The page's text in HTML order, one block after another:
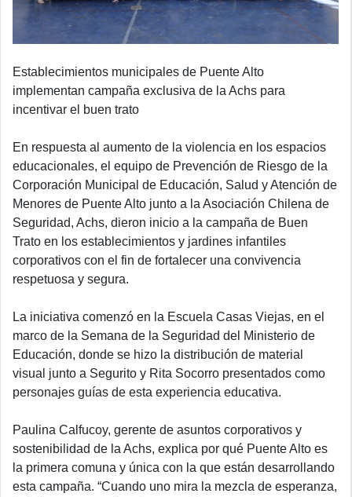
Establecimientos municipales de Puente Alto
implementan campaña exclusiva de la Achs para
incentivar el buen trato
En respuesta al aumento de la violencia en los espacios
educacionales, el equipo de Prevención de Riesgo de la
Corporación Municipal de Educación, Salud y Atención de
Menores de Puente Alto junto a la Asociación Chilena de
Seguridad, Achs, dieron inicio a la campaña de Buen
Trato en los establecimientos y jardines infantiles
corporativos con el fin de fortalecer una convivencia
respetuosa y segura.
La iniciativa comenzó en la Escuela Casas Viejas, en el
marco de la Semana de la Seguridad del Ministerio de
Educación, donde se hizo la distribución de material
visual junto a Segurito y Rita Socorro presentados como
personajes guías de esta experiencia educativa.
Paulina Calfucoy, gerente de asuntos corporativos y
sostenibilidad de la Achs, explica por qué Puente Alto es
la primera comuna y única con la que están desarrollando
esta campaña. “Cuando uno mira la mezcla de esperanza,